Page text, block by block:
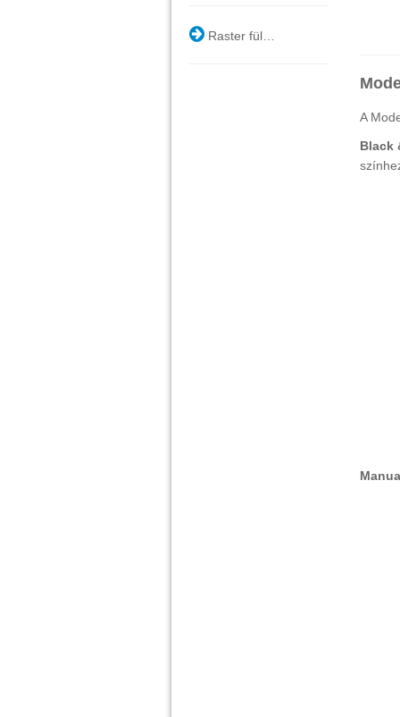
Raster fül…
A
Black